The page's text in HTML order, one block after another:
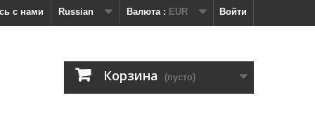
Войти
Валюта : EUR
Russian
с нами
Корзина (пусто)